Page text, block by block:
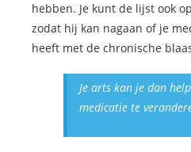
hebben. Je kunt de lijst ook
zodat hij kan nagaan of je
heeft met de chronische
Je arts kan je dan
medicatie te